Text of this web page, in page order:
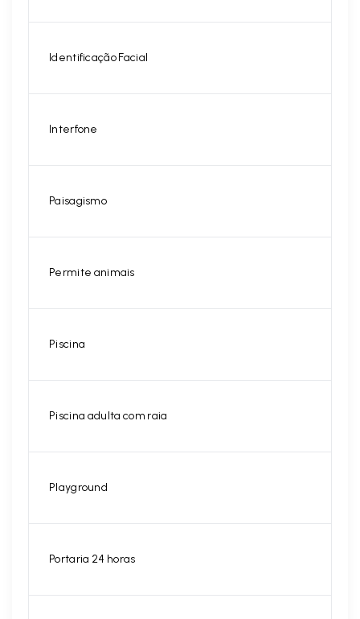
Identificação Facial
Interfone
Paisagismo
Permite animais
Piscina
Piscina adulta com raia
Playground
Portaria 24 horas